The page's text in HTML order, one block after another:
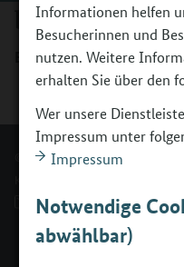
Informationen helfen
Besucherinnen und
nutzen. Weitere
erhalten Sie über den
Wer unsere
Impressum unter
Impressum
Notwendige
abwählbar)
E-Mail:
© BMBFSFJ -
Barriere melden